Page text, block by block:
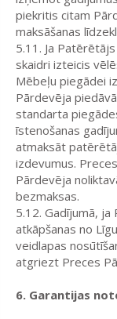
piekritis citam
maksāšanas
5.11. Ja
skaidri izteicis
Mēbeļu piegādei
Pārdevēja
standarta
īstenošanas
atmaksāt
izdevumus.
Pārdevēja
bezmaksas.
5.12. Gadījumā,
atkāpšanas no
veidlapas
atgriezt Preces
6. Garantijas